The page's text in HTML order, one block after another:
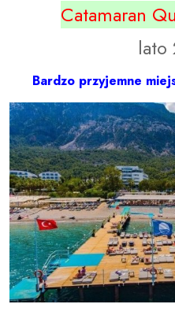
Catamaran
lato
Bardzo przyjemne